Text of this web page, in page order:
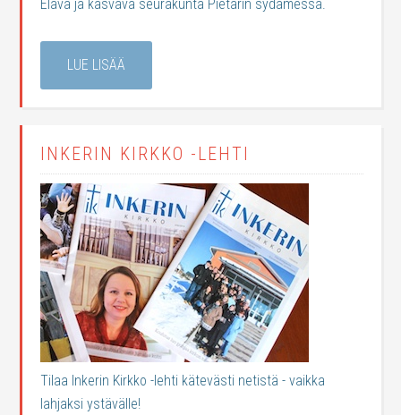
Elävä ja kasvava seurakunta Pietarin sydämessä.
LUE LISÄÄ
INKERIN KIRKKO -LEHTI
Tilaa Inkerin Kirkko -lehti kätevästi netistä - vaikka
lahjaksi ystävälle!